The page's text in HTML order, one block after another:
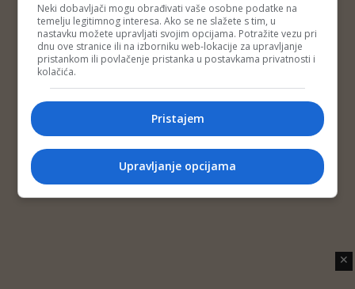
✕
Neki dobavljači mogu obrađivati vaše osobne podatke na
temelju legitimnog interesa. Ako se ne slažete s tim, u
nastavku možete upravljati svojim opcijama. Potražite vezu pri
dnu ove stranice ili na izborniku web-lokacije za upravljanje
pristankom ili povlačenje pristanka u postavkama privatnosti i
kolačića.
Pristajem
Upravljanje opcijama